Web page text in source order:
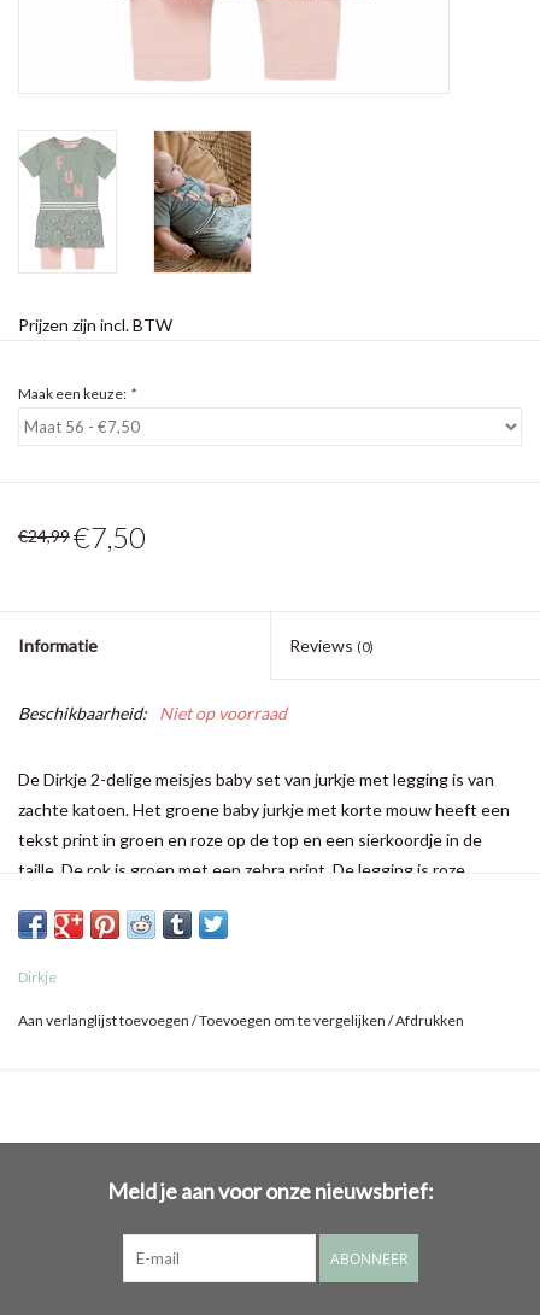
Prijzen zijn incl. BTW
Maak een keuze: *
€24,99€7,50
Informatie Reviews (0)
Beschikbaarheid: Niet op voorraad
De Dirkje 2-delige meisjes baby set van jurkje met legging is van
zachte katoen. Het groene baby jurkje met korte mouw heeft een
tekst print in groen en roze op de top en een sierkoordje in de
taille. De rok is groen met een zebra print. De legging is roze
Dirkje
Aan verlanglijst toevoegen /Toevoegen om te vergelijken /Afdrukken
Meld je aan voor onze nieuwsbrief:
ABONNEER